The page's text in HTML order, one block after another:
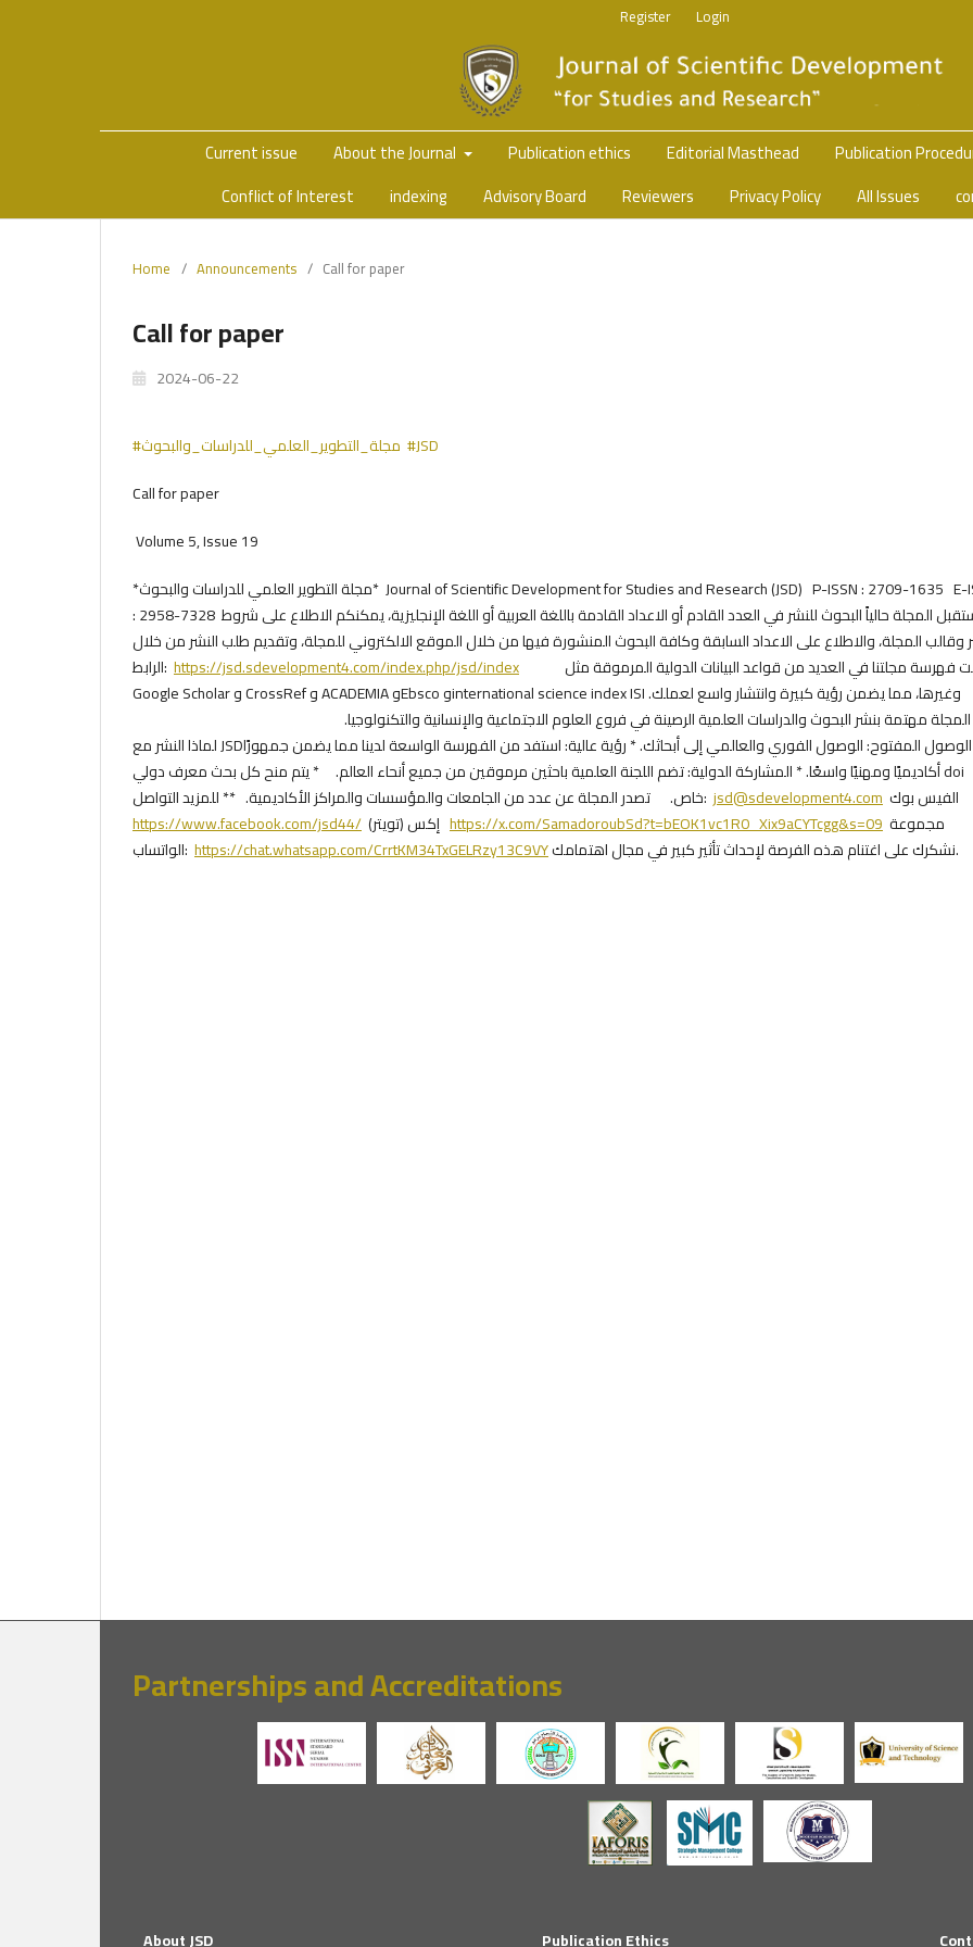
Current issue About the Journal Publication ethics Editorial Masthead
Publication
Conflict of Interest
indexing Advisory Board Reviewers Privacy Policy All Issues
Register Login
Home / Announcements / Call for paper
Call for paper
2024-06-22
#مجلة_التطوير_العلمي_للدراسات_والبحوث #JSD
Call for paper
Volume 5, Issue 19
*مجلة التطوير العلمي للدراسات والبحوث* Journal of Scientific Development for Studies and Research (JSD) P-ISSN : 2709-1635 E-ISSN
: 2958-7328 تستقبل المجلة حالياً البحوث للنشر في العدد القادم أو الاعداد القادمة باللغة العربية أو اللغة الإنجليزية، يمكنكم الاطلاع على شروط
وقالب المجلة، والاطلاع على الاعداد السابقة وكافة البحوث المنشورة فيها من خلال الموقع الالكتروني للمجلة، وتقديم طلب النشر من خلال
الرابط: https://jsd.sdevelopment4.com/index.php/jsd/index
Google Scholar و CrossRef و ACADEMIA وEbsco وinternational science index ISI وغيرها، مما يضمن رؤية كبيرة وانتشار واسع لعملك.
المجلة مهتمة بنشر البحوث والدراسات العلمية الرصينة في فروع العلوم الاجتماعية والإنسانية والتكنولوجيا.
لماذا النشر مع JSD؟ * الوصول المفتوح: الوصول الفوري والعالمي إلى أبحاثك. * رؤية عالية: استفد من الفهرسة الواسعة لدينا مما يضمن جمهورًا
أكاديميًا ومهنيًا واسعًا. * المشاركة الدولية: تضم اللجنة العلمية باحثين مرموقين من جميع أنحاء العالم. * يتم منح كل بحث معرف دولي doi
خاص. تصدر المجلة عن عدد من الجامعات والمؤسسات والمراكز الأكاديمية. ** للمزيد التواصل:jsd@sdevelopment4.com
https://www.facebook.com/jsd44/
https://x.com/SamadoroubSd?t=bEOK1vc1R0_Xix9aCYTcgg&s=09
الواتساب: https://chat.whatsapp.com/CrrtKM34TxGELRzy13C9VY نشكرك على اغتنام هذه الفرصة لإحداث تأثير كبير في مجال اهتمامك.
Partnerships and Accreditations
About JSD Publication Ethics